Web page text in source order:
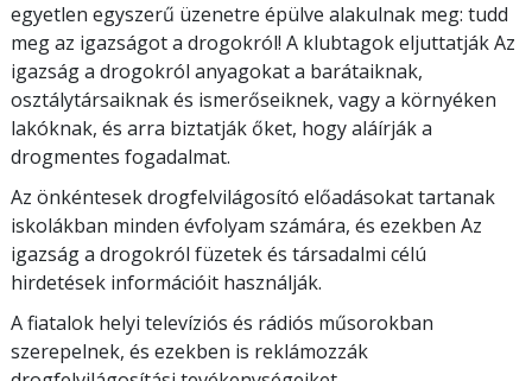
egyetlen egyszerű üzenetre épülve alakulnak meg: tudd
meg az igazságot a drogokról! A klubtagok eljuttatják Az
igazság a drogokról anyagokat a barátaiknak,
osztálytársaiknak és ismerőseiknek, vagy a környéken
lakóknak, és arra biztatják őket, hogy aláírják a
drogmentes fogadalmat.
Az önkéntesek drogfelvilágosító előadásokat tartanak
iskolákban minden évfolyam számára, és ezekben Az
igazság a drogokról füzetek és társadalmi célú
hirdetések információit használják.
A fiatalok helyi televíziós és rádiós műsorokban
szerepelnek, és ezekben is reklámozzák